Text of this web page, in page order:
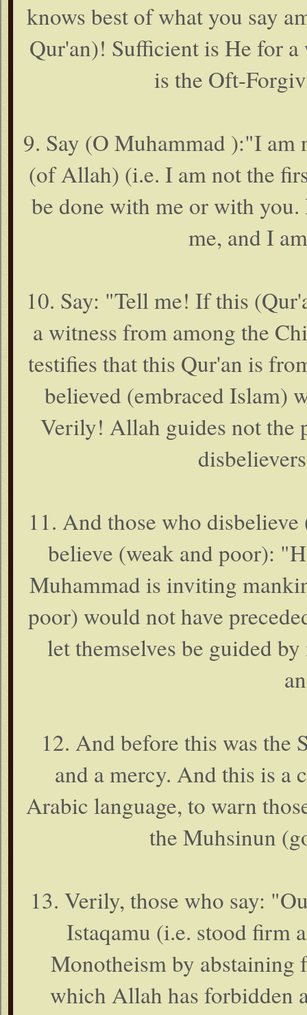
knows best of what you say
Qur'an)! Sufficient is He for
is the Oft-
9. Say (O Muhammad ):"I am
(of Allah) (i.e. I am not the
be done with me or with
me, and I
10. Say: "Tell me! If this
a witness from among the
testifies that this Qur'an is
believed (embraced Islam)
Verily! Allah guides not the
11. And those who
believe (weak and poor):
Muhammad is inviting
poor) would not have
let themselves be guided
12. And before this was the
and a mercy. And this is
Arabic language, to warn
the Muhsinun
13. Verily, those who say:
Istaqamu (i.e. stood firm
Monotheism by abstaining
which Allah has forbidden